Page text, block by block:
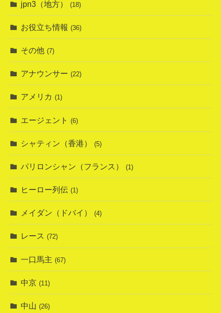
jpn3（地方） (18)
お役立ち情報 (36)
その他 (7)
アナウンサー (22)
アメリカ (1)
エージェント (6)
シャティン（香港） (5)
パリロンシャン（フランス） (1)
ヒーロー列伝 (1)
メイダン（ドバイ） (4)
レース (72)
一口馬主 (67)
中京 (11)
中山 (26)